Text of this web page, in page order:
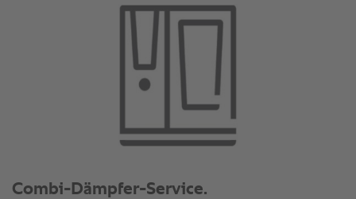
Combi-Dämpfer-Service.